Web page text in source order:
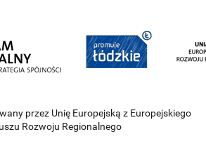
przez Unię Europejską z Europejskiego
Rozwoju Regionalnego